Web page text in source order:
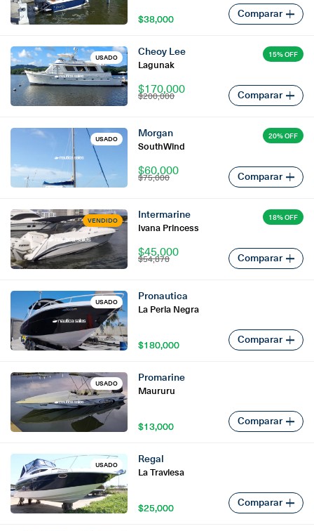
$38,000
$38,000 Comparar
USADO Cheoy Lee 15% OFF
Lagunak
$170,000
$200,000 Comparar
USADO Morgan 20% OFF
SouthWind
$60,000
$75,000 Comparar
VENDIDO Intermarine 18% OFF
Ivana Princess
$45,000
$54,878 Comparar
USADO Pronautica
$180,000
La Perla Negra
$180,000 Comparar
USADO Promarine
$13,000
Maururu
$13,000 Comparar
USADO Regal
$25,000
La Traviesa
$25,000 Comparar